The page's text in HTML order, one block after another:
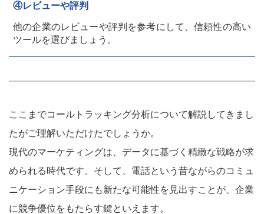
④レビューや評判
他の企業のレビューや評判を参考にして、信頼性の高い
ツールを選びましょう。
ここまでコールトラッキング分析について解説してきまし
たがご理解いただけたでしょうか。
現代のマーケティングは、データに基づく精緻な戦略が求
められる時代です。そして、電話という昔ながらのコミュ
ニケーション手段にも新たな可能性を見出すことが、企業
に競争優位をもたらす鍵といえます。